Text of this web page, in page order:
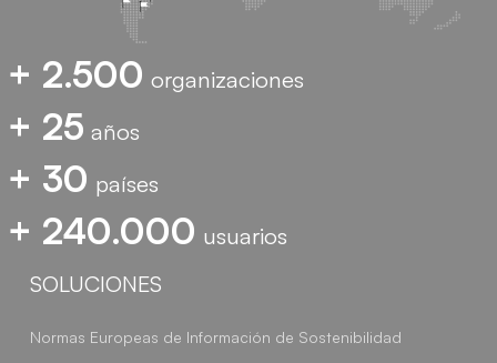
+ 2.500 organizaciones
+ 25 años
+ 30 países
+ 240.000 usuarios
SOLUCIONES
Normas Europeas de Información de Sostenibilidad